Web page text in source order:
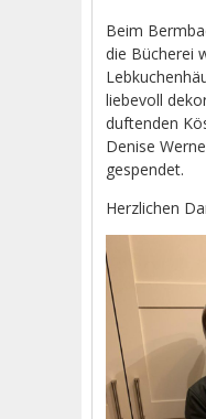
Beim
die Bücherei
liebevoll
duftenden
Denise
gespendet.
Herzlichen